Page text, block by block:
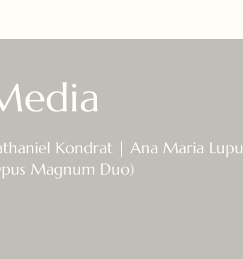
Kondrat | Ana Maria Lupu
Magnum Duo)